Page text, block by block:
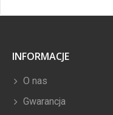
INFORMACJE
O nas
Gwarancja